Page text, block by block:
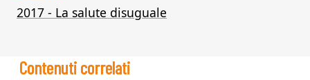
2017 - La salute disuguale
Contenuti correlati